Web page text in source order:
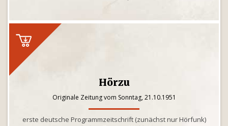
Hörzu
Originale Zeitung vom Sonntag, 21.10.1951
erste deutsche Programmzeitschrift (zunächst nur Hörfunk)